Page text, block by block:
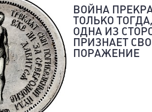
ВОЙНА
ТОЛЬКО
ОДНА ИЗ
ПРИЗНАЕТ
ПОРАЖЕНИЕ